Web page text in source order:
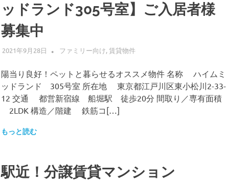
ッドランド305号室】ご入居者様
募集中
2021年9月28日 ALLFLOW
ファミリー向け,賃貸物件
陽当り良好！ペットと暮らせるオススメ物件 名称 ハイムミ
ッドランド 305号室 所在地 東京都江戸川区東小松川2-33-
12 交通 都営新宿線 船堀駅 徒歩20分 間取り／専有面積
2LDK 構造／階建 鉄筋コ[…]
もっと読む
駅近！分譲賃貸マンション